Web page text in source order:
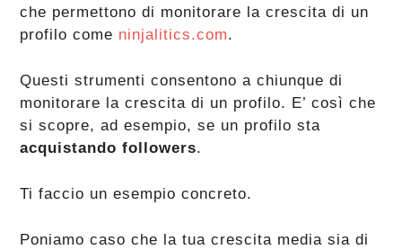
che permettono di monitorare la crescita di un
profilo come ninjalitics.com.
Questi strumenti consentono a chiunque di
monitorare la crescita di un profilo. E’ così che
si scopre, ad esempio, se un profilo sta
acquistando followers.
Ti faccio un esempio concreto.
Poniamo caso che la tua crescita media sia di